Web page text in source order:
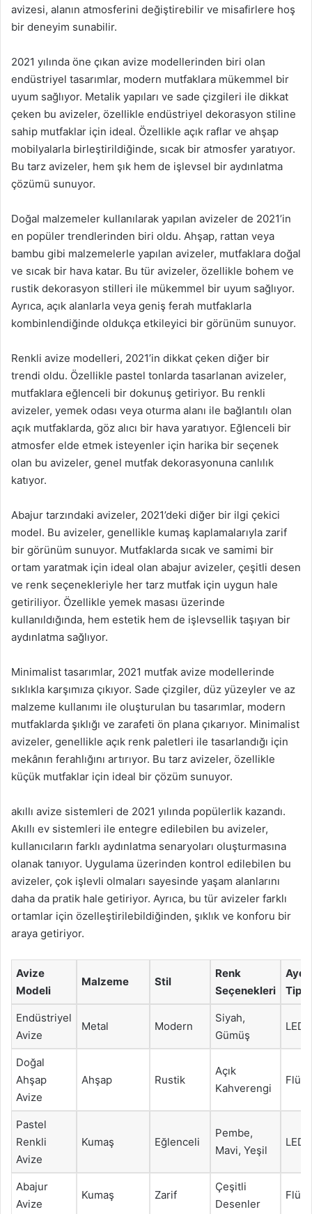
avizesi, alanın atmosferini değiştirebilir ve misafirlere hoş
bir deneyim sunabilir.
2021 yılında öne çıkan avize modellerinden biri olan
endüstriyel tasarımlar, modern mutfaklara mükemmel bir
uyum sağlıyor. Metalik yapıları ve sade çizgileri ile dikkat
çeken bu avizeler, özellikle endüstriyel dekorasyon stiline
sahip mutfaklar için ideal. Özellikle açık raflar ve ahşap
mobilyalarla birleştirildiğinde, sıcak bir atmosfer yaratıyor.
Bu tarz avizeler, hem şık hem de işlevsel bir aydınlatma
çözümü sunuyor.
Doğal malzemeler kullanılarak yapılan avizeler de 2021’in
en popüler trendlerinden biri oldu. Ahşap, rattan veya
bambu gibi malzemelerle yapılan avizeler, mutfaklara doğal
ve sıcak bir hava katar. Bu tür avizeler, özellikle bohem ve
rustik dekorasyon stilleri ile mükemmel bir uyum sağlıyor.
Ayrıca, açık alanlarla veya geniş ferah mutfaklarla
kombinlendiğinde oldukça etkileyici bir görünüm sunuyor.
Renkli avize modelleri, 2021’in dikkat çeken diğer bir
trendi oldu. Özellikle pastel tonlarda tasarlanan avizeler,
mutfaklara eğlenceli bir dokunuş getiriyor. Bu renkli
avizeler, yemek odası veya oturma alanı ile bağlantılı olan
açık mutfaklarda, göz alıcı bir hava yaratıyor. Eğlenceli bir
atmosfer elde etmek isteyenler için harika bir seçenek
olan bu avizeler, genel mutfak dekorasyonuna canlılık
katıyor.
Abajur tarzındaki avizeler, 2021’deki diğer bir ilgi çekici
model. Bu avizeler, genellikle kumaş kaplamalarıyla zarif
bir görünüm sunuyor. Mutfaklarda sıcak ve samimi bir
ortam yaratmak için ideal olan abajur avizeler, çeşitli desen
ve renk seçenekleriyle her tarz mutfak için uygun hale
getiriliyor. Özellikle yemek masası üzerinde
kullanıldığında, hem estetik hem de işlevsellik taşıyan bir
aydınlatma sağlıyor.
Minimalist tasarımlar, 2021 mutfak avize modellerinde
sıklıkla karşımıza çıkıyor. Sade çizgiler, düz yüzeyler ve az
malzeme kullanımı ile oluşturulan bu tasarımlar, modern
mutfaklarda şıklığı ve zarafeti ön plana çıkarıyor. Minimalist
avizeler, genellikle açık renk paletleri ile tasarlandığı için
mekânın ferahlığını artırıyor. Bu tarz avizeler, özellikle
küçük mutfaklar için ideal bir çözüm sunuyor.
akıllı avize sistemleri de 2021 yılında popülerlik kazandı.
Akıllı ev sistemleri ile entegre edilebilen bu avizeler,
kullanıcıların farklı aydınlatma senaryoları oluşturmasına
olanak tanıyor. Uygulama üzerinden kontrol edilebilen bu
avizeler, çok işlevli olmaları sayesinde yaşam alanlarını
daha da pratik hale getiriyor. Ayrıca, bu tür avizeler farklı
ortamlar için özelleştirilebildiğinden, şıklık ve konforu bir
araya getiriyor.
Avize
Modeli
Malzeme Stil
Renk
Seçenekleri
Tipi
Endüstriyel
Avize
Metal Modern
Siyah,
Gümüş
LED
Doğal
Ahşap
Avize
Ahşap Rustik
Açık
Kahverengi
Pastel
Renkli
Avize
Kumaş Eğlenceli
Pembe,
Mavi, Yeşil
LED
Abajur
Avize
Kumaş Zarif
Çeşitli
Desenler